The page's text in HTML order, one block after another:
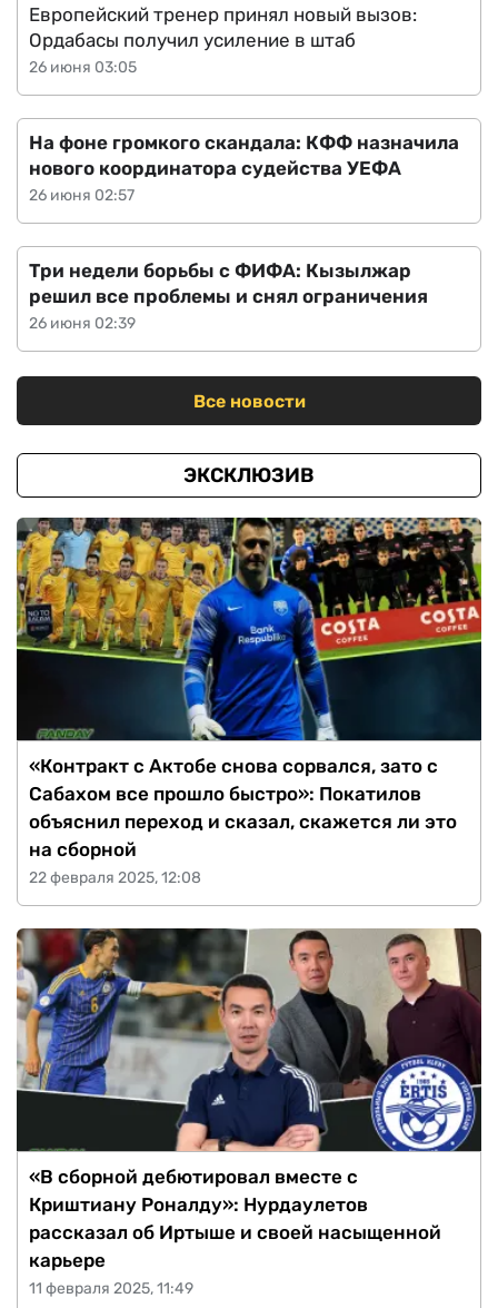
26 июня 03:05
Европейский тренер принял новый вызов:
Ордабасы получил усиление в штаб
26 июня 02:57
На фоне громкого скандала: КФФ назначила
нового координатора судейства УЕФА
26 июня 02:39
Три недели борьбы с ФИФА: Кызылжар
решил все проблемы и снял ограничения
Все новости
ЭКСКЛЮЗИВ
22 февраля 2025, 12:08
«Контракт с Актобе снова сорвался, зато с
Сабахом все прошло быстро»: Покатилов
объяснил переход и сказал, скажется ли это
на сборной
11 февраля 2025, 11:49
«В сборной дебютировал вместе с
Криштиану Роналду»: Нурдаулетов
рассказал об Иртыше и своей насыщенной
карьере